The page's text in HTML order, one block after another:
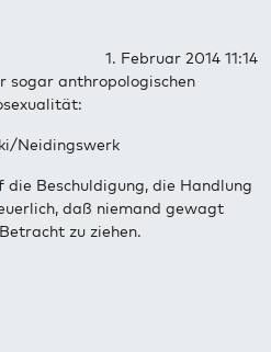
1. Februar 2014 11:14
sogar anthropologischen
Neidingswerk
Beschuldigung, die Handlung
daß niemand gewagt
zu ziehen.